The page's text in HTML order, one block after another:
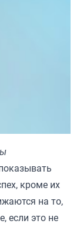
кроме их
на то,
если это не